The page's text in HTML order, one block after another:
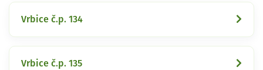
Vrbice č.p. 134
Vrbice č.p. 135